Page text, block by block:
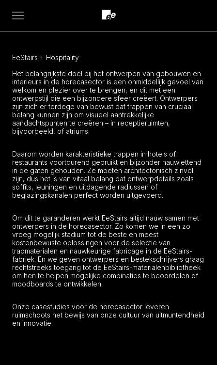
Open
EeStairs + Hospitality
Het belangrijkste doel bij het ontwerpen van gebouwen en
interieurs in de horecasector is een onmiddellijk gevoel van
welkom en plezier over te brengen, en dit met een
ontwerpstijl die een bijzondere sfeer creëert. Ontwerpers
zijn zich er terdege van bewust dat trappen van cruciaal
belang kunnen zijn om visueel aantrekkelijke
aandachtspunten te creëren – in receptieruimten,
bijvoorbeeld, of atriums.
Daarom worden karakteristieke trappen in hotels of
restaurants voortdurend gebruikt en bijzonder nauwlettend
in de gaten gehouden. Ze moeten architectonisch zinvol
zijn, dus het is van vitaal belang dat ontwerpdetails zoals
soffits, leuningen en uitdagende radiussen of
beglazingskanalen perfect worden uitgevoerd.
Om dit te garanderen werkt EeStairs altijd nauw samen met
ontwerpers in de horecasector. Zo komen we in een zo
vroeg mogelijk stadium tot de beste en meest
kostenbewuste oplossingen voor de selectie van
trapmaterialen en nauwkeurige fabricage in de EeStairs-
fabriek. En we geven ontwerpers en bestekschrijvers graag
rechtstreeks toegang tot de EeStairs-materialenbibliotheek
om hen te helpen mogelijke combinaties te beoordelen of
moodboards te ontwikkelen.
Onze casestudies voor de horecasector leveren
ruimschoots het bewijs van onze cultuur van uitmuntendheid
en innovatie.